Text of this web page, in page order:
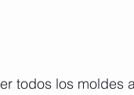
todos los moldes